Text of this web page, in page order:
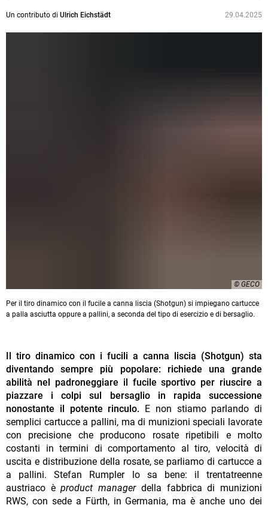
Un contributo di Ulrich Eichstädt 29.04.2025
© GECO
Per il tiro dinamico con il fucile a canna liscia (Shotgun) si impiegano cartucce
a palla asciutta oppure a pallini, a seconda del tipo di esercizio e di bersaglio.
Il tiro dinamico con i fucili a canna liscia (Shotgun) sta
diventando sempre più popolare: richiede una grande
abilità nel padroneggiare il fucile sportivo per riuscire a
piazzare i colpi sul bersaglio in rapida successione
nonostante il potente rinculo. E non stiamo parlando di
semplici cartucce a pallini, ma di munizioni speciali lavorate
con precisione che producono rosate ripetibili e molto
costanti in termini di comportamento al tiro, velocità di
uscita e distribuzione della rosate, se parliamo di cartucce a
a pallini. Stefan Rumpler lo sa bene: il trentatreenne
austriaco èproduct managerdella fabbrica di munizioni
RWS, con sede a Fürth, in Germania, ma è anche uno dei